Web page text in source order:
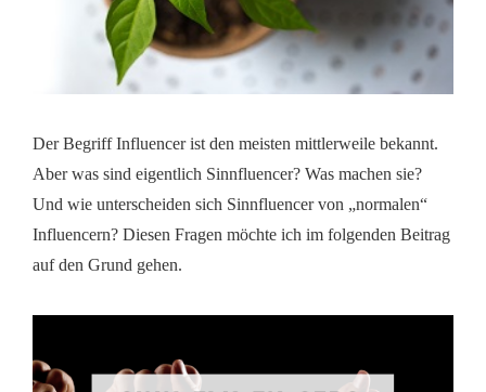
Der Begriff Influencer ist den meisten mittlerweile bekannt.
Aber was sind eigentlich Sinnfluencer? Was machen sie?
Und wie unterscheiden sich Sinnfluencer von „normalen“
Influencern? Diesen Fragen möchte ich im folgenden Beitrag
auf den Grund gehen.